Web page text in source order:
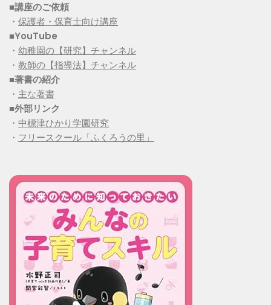
■講座のご依頼
・ 保護者・保育士向け講座
■YouTube
・ 幼稚園の【研究】チャンネル
・ 教師の【指導法】チャンネル
■著書の紹介
・ 主な著書
■外部リンク
・ 中標津ひかり学園研究
・ フリースクール「ふくろうの里」